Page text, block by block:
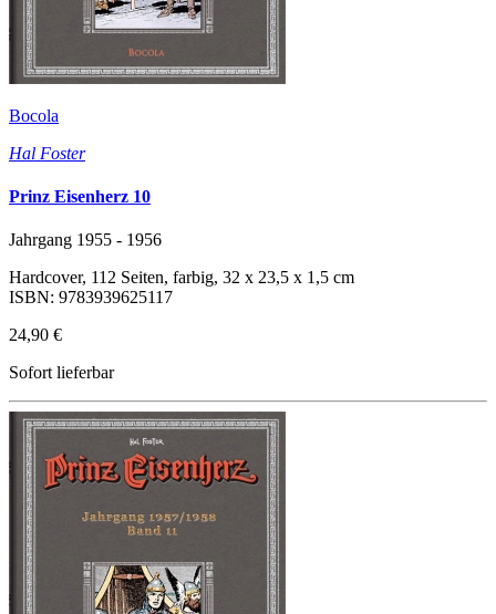
Bocola
Hal Foster
Prinz Eisenherz 10
Jahrgang 1955 - 1956
Hardcover, 112 Seiten, farbig, 32 x 23,5 x 1,5 cm
ISBN: 9783939625117
24,90 €
Sofort lieferbar